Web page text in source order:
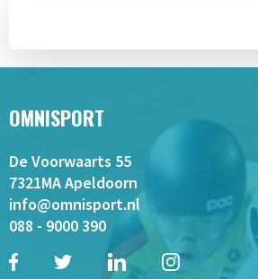
OMNISPORT
De Voorwaarts 55
7321MA Apeldoorn
info@omnisport.nl
088 - 9000 390